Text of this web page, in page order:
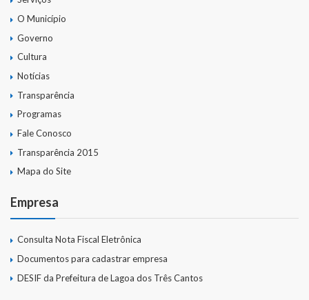
O Município
Governo
Cultura
Notícias
Transparência
Programas
Fale Conosco
Transparência 2015
Mapa do Site
Empresa
Consulta Nota Fiscal Eletrônica
Documentos para cadastrar empresa
DESIF da Prefeitura de Lagoa dos Três Cantos